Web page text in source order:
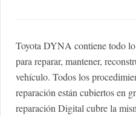
Toyota DYNA contiene todo lo
para reparar, mantener,
vehículo. Todos los
reparación están cubiertos en
reparación Digital cubre la